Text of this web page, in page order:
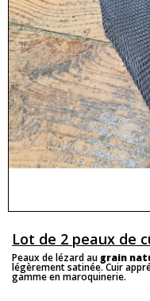
Lot de 2 peaux de
Peaux de lézard au grain
légèrement satinée. Cuir
gamme en maroquinerie.